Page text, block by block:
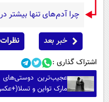
چرا آدم‌های تنها بیشتر
خبر بعد
اشتراک گذاری :
عجیب‌ترین دوستی‌های
مارک تواین و